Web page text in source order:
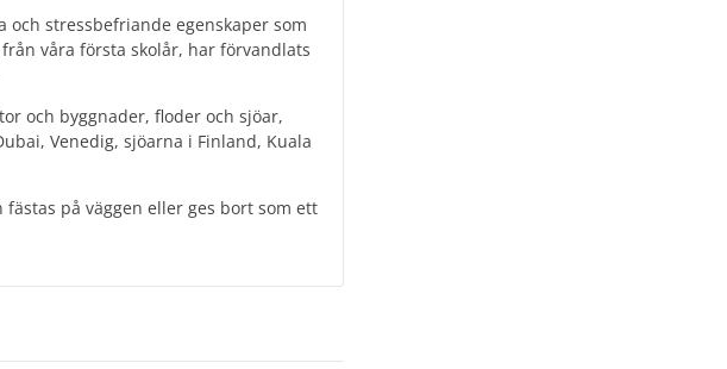
stressbefriande egenskaper som
våra första skolår, har förvandlats
och byggnader, floder och sjöar,
Venedig, sjöarna i Finland, Kuala
på väggen eller ges bort som ett